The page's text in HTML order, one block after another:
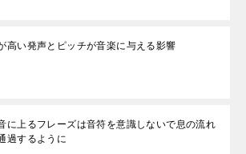
高い発声とピッチが音楽に与える影響
に上るフレーズは音符を意識しないで息の流れ
過するように